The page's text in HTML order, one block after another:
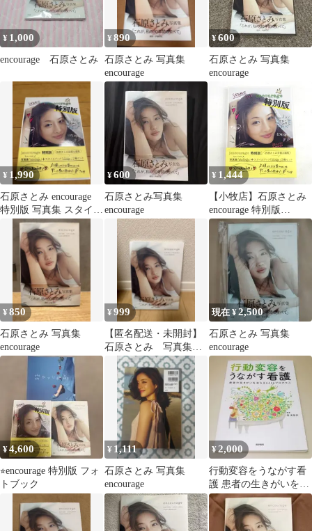
¥ 1,000
encourage 石原さとみ
¥890
石原さとみ 写真集
encourage
¥600
石原さとみ 写真集
encourage
¥ 1,990
石原さとみ encourage
特別版 写真集 スタイル
ブック 2冊セット
¥600
石原さとみ写真集
encourage
¥ 1,444
【小牧店】石原さとみ
encourage 特別版
【PI209-5624】
¥850
石原さとみ 写真集
encourage
¥999
【匿名配送・未開封】
石原さとみ 写真集
encourage
現在 ¥2,500
石原さとみ 写真集
encourage
¥4,600
⭐︎encourage 特別版 フォ
トブック
¥ 1,111
石原さとみ 写真集
encourage
¥2,000
行動変容をうながす看
護 患者の生きがいを支
えるEASEプログラム
医学書院 中古